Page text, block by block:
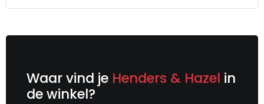
Waar vind je Henders & Hazel in
de winkel?